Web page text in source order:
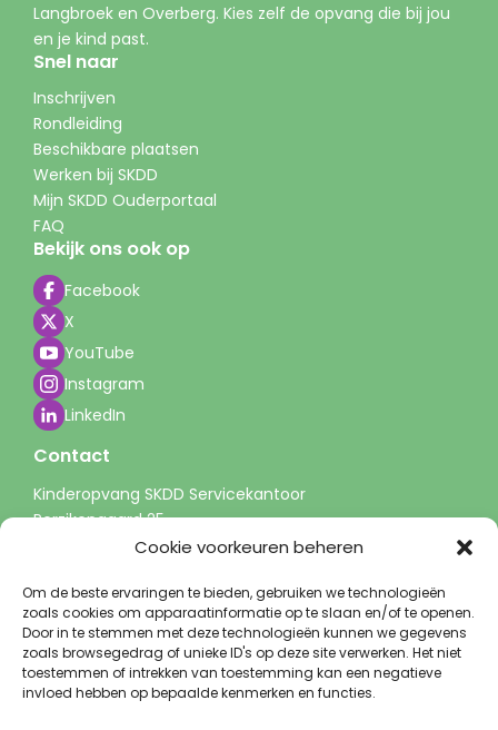
Cookie voorkeuren beheren
Om de beste ervaringen te bieden, gebruiken we technologieën
zoals cookies om apparaatinformatie op te slaan en/of te openen.
Door in te stemmen met deze technologieën kunnen we gegevens
zoals browsegedrag of unieke ID's op deze site verwerken. Het niet
toestemmen of intrekken van toestemming kan een negatieve
invloed hebben op bepaalde kenmerken en functies.
Langbroek en Overberg. Kies zelf de opvang die bij jou
en je kind past.
Snel naar
Inschrijven
Rondleiding
Beschikbare plaatsen
Werken bij SKDD
Mijn SKDD Ouderportaal
FAQ
Bekijk ons ook op
Facebook
X
YouTube
Instagram
LinkedIn
Contact
Kinderopvang SKDD Servicekantoor
Perzikengaard 25
3941 LP Doorn
0343 - 51 60 00
(tussen 9-13 uur)